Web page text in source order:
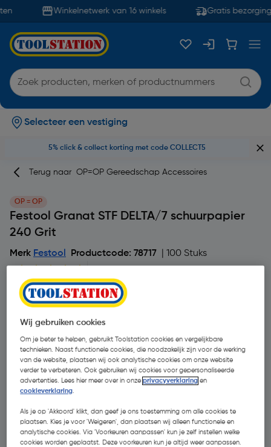
Winkelnetwerk van 16 winkels Gratis bezorging
Selecteer een vestiging
5% click & collect korting met code COLLECT5
Terug naar OP=OP Gereedschap Accessoires
OP = OP
Festool Granat STF DELTA/7 schuurpapier
240 Grit
Merk Festool Productcode: 78717 | 100 Stuks
Wij gebruiken cookies
Om je beter te helpen, gebruikt Toolstation cookies en vergelijkbare
technieken. Naast functionele cookies, die noodzakelijk zijn voor de werking
van de website, plaatsen wij ook analytische cookies om onze website
verder te verbeteren. Ook gebruiken wij cookies voor gepersonaliseerde
advertenties. Lees hier meer over in onzeprivacyverklaring en
cookieverklaring.
Als je op 'Akkoord' klikt, dan geef je ons toestemming om alle cookies te
plaatsen. Kies je voor 'Weigeren', dan plaatsen wij alleen functionele en
analytische cookies. Via 'Voorkeuren aanpassen' kun je zelf instellen welke
cookies worden geplaatst. Deze voorkeuren kun je altijd weer aanpassen.